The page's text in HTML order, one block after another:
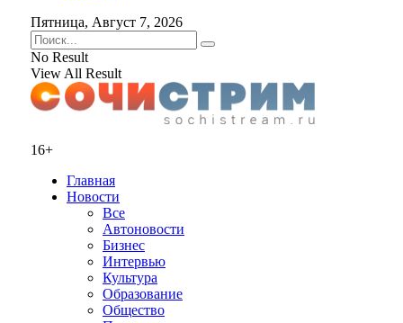
Пятница, Август 7, 2026
No Result
View All Result
16+
Главная
Новости
Все
Автоновости
Бизнес
Интервью
Культура
Образование
Общество